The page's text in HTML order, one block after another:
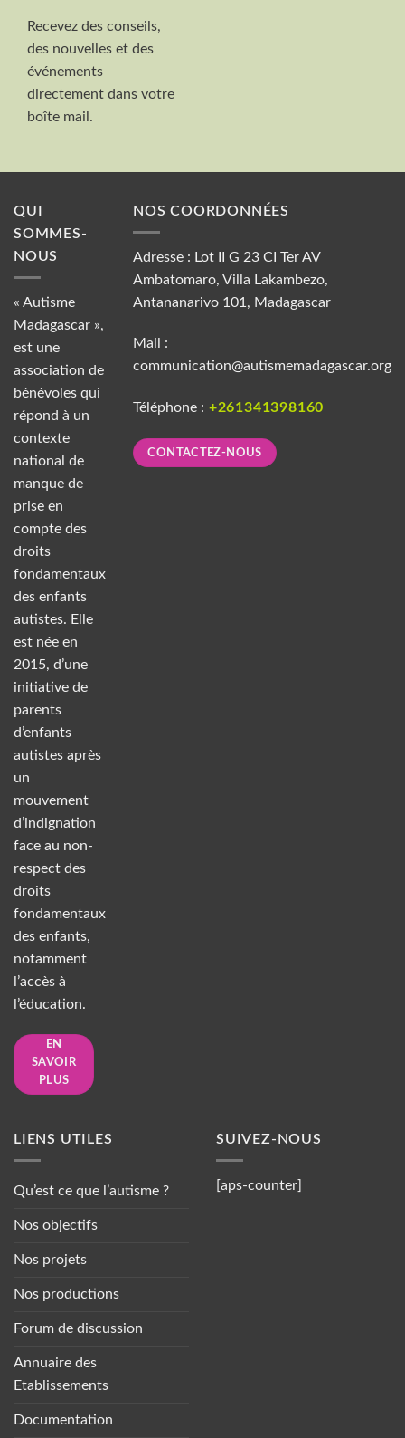
Recevez des conseils,
des nouvelles et des
événements
directement dans votre
boîte mail.
QUI
SOMMES-
NOUS
« Autisme
Madagascar »,
est une
association de
bénévoles qui
répond à un
contexte
national de
manque de
prise en
compte des
droits
fondamentaux
des enfants
autistes. Elle
est née en
2015, d’une
initiative de
parents
d’enfants
autistes après
un
mouvement
d’indignation
face au non-
respect des
droits
fondamentaux
des enfants,
notamment
l’accès à
l’éducation.
EN
SAVOIR
PLUS
NOS COORDONNÉES
Adresse : Lot II G 23 CI Ter AV
Ambatomaro, Villa Lakambezo,
Antananarivo 101, Madagascar
Mail :
communication@autismemadagascar.org
Téléphone : +261341398160
CONTACTEZ-NOUS
LIENS UTILES
Qu’est ce que l’autisme ?
Nos objectifs
Nos projets
Nos productions
Forum de discussion
Annuaire des
Etablissements
Documentation
SUIVEZ-NOUS
[aps-counter]